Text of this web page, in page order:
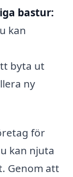
bastur:
kan
byta ut
ny
för
kan njuta
Genom att